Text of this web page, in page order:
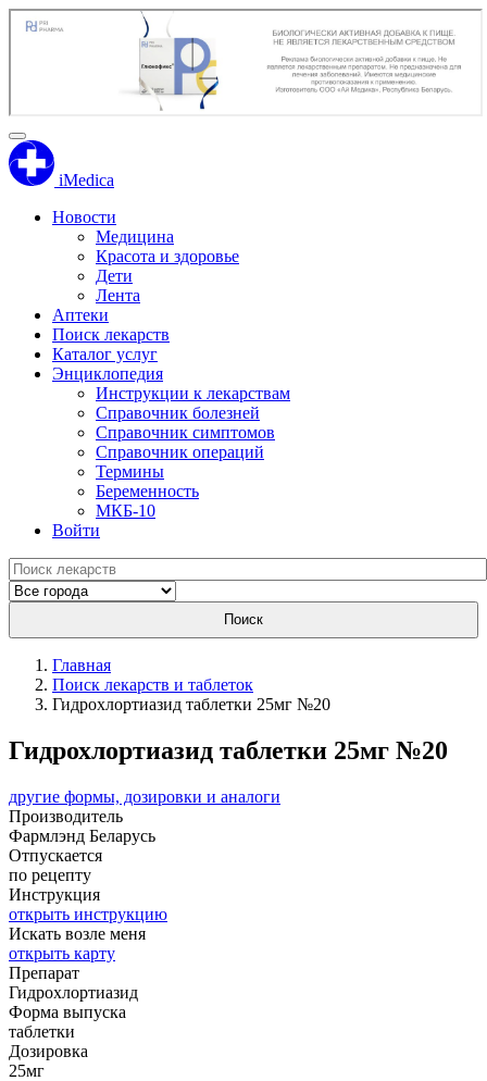
iMedica
Новости
Медицина
Красота и здоровье
Дети
Лента
Аптеки
Поиск лекарств
Каталог услуг
Энциклопедия
Инструкции к лекарствам
Справочник болезней
Справочник симптомов
Справочник операций
Термины
Беременность
МКБ-10
Войти
Поиск
Главная
Поиск лекарств и таблеток
Гидрохлортиазид таблетки 25мг №20
Гидрохлортиазид таблетки 25мг №20
другие формы, дозировки и аналоги
Производитель
Фармлэнд Беларусь
Отпускается
по рецепту
Инструкция
открыть инструкцию
Искать возле меня
открыть карту
Препарат
Гидрохлортиазид
Форма выпуска
таблетки
Дозировка
25мг